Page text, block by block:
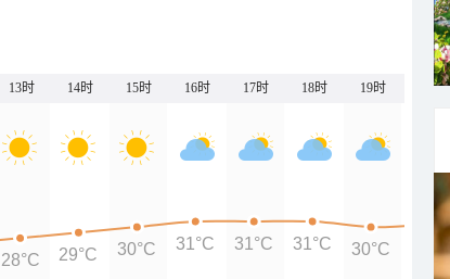
13时 14时 15时 16时 17时 18时 19时 20时
28°C 29°C 30°C 31°C 31°C 31°C 30°C
30°C